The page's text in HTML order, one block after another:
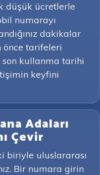
düşük ücretlerle
numarayı
dakikalar
önce tarifeleri
kullanma tarihi
keyfini
Adaları
Çevir
biriyle uluslararası
Bir numara girin